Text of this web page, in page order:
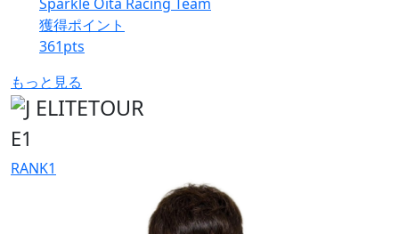
獲得ポイント
361pts
もっと見る
E1
RANK1